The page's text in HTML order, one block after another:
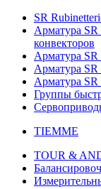
SR
Арматура SR
конвекторов
Арматура SR
Арматура SR
Арматура
Группы
TIEMME
TOUR &